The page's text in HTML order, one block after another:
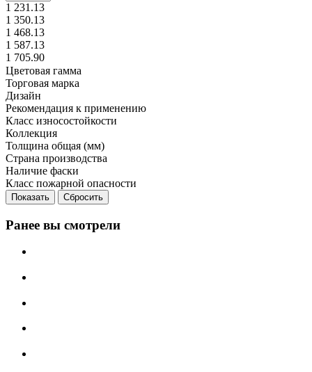
1 231.13
1 350.13
1 468.13
1 587.13
1 705.90
Цветовая гамма
Торговая марка
Дизайн
Рекомендация к применению
Класс износостойкости
Коллекция
Толщина общая (мм)
Страна производства
Наличие фаски
Класс пожарной опасности
Сбросить
Ранее вы смотрели